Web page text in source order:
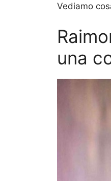
Vediamo
una